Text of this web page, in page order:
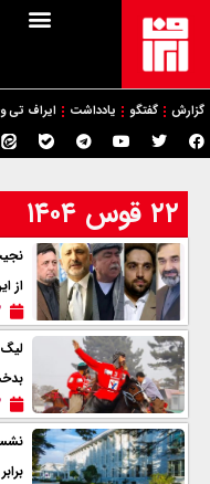
گزارش گفتگو یادداشت ایراف تی
۲۲ قوس ۱۴۰۴
از